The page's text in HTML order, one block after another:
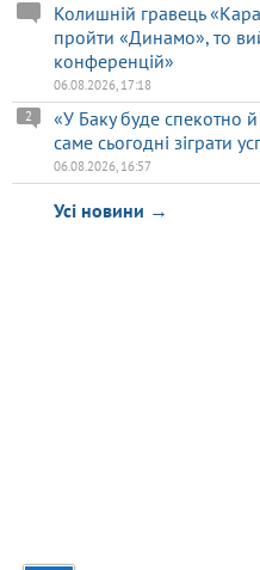
Колишній гравець
пройти «Динамо», то
конференцій»
06.08.2026, 17:18
«У Баку буде спекотно
саме сьогодні зіграти
2
06.08.2026, 16:57
Усі новини →